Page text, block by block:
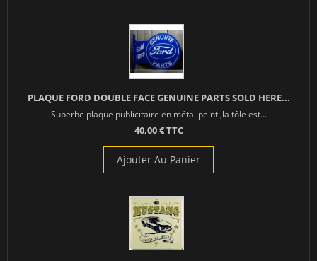
PLAQUE FORD DOUBLE FACE GENUINE PARTS SOLD HERE...
Superbe plaque publicitaire en métal peint ,la tôle est...
40,00 € TTC
Ajouter Au Panier